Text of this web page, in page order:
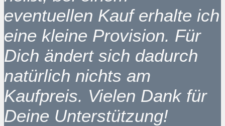
eventuellen Kauf erhalte ich
eine kleine Provision. Für
Dich ändert sich dadurch
natürlich nichts am
Kaufpreis. Vielen Dank für
Deine Unterstützung!